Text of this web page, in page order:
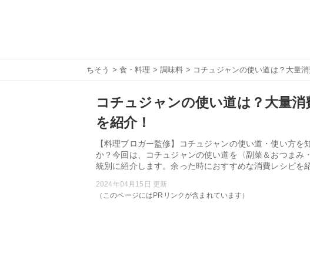
ちそう > 食・料理 >調味料 > コチュジャンの使い道は？大量
コチュジャンの使い道は？大量
を紹介！
【料理ブロガー監修】コチュジャンの使い道・使い方
か？今回は、コチュジャンの使い道を〈副菜＆おつまみ
統別に紹介します。余った時におすすめな消費レシピを
2024年04月15日 更新
（このページにはPRリンクが含まれています）